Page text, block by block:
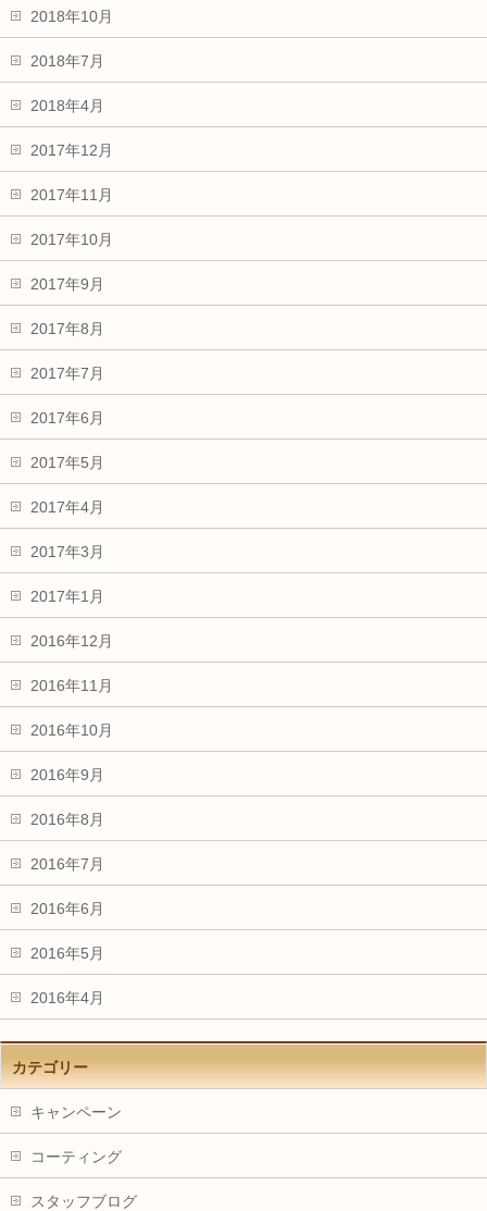
2018年10月
2018年7月
2018年4月
2017年12月
2017年11月
2017年10月
2017年9月
2017年8月
2017年7月
2017年6月
2017年5月
2017年4月
2017年3月
2017年1月
2016年12月
2016年11月
2016年10月
2016年9月
2016年8月
2016年7月
2016年6月
2016年5月
2016年4月
カテゴリー
キャンペーン
コーティング
スタッフブログ